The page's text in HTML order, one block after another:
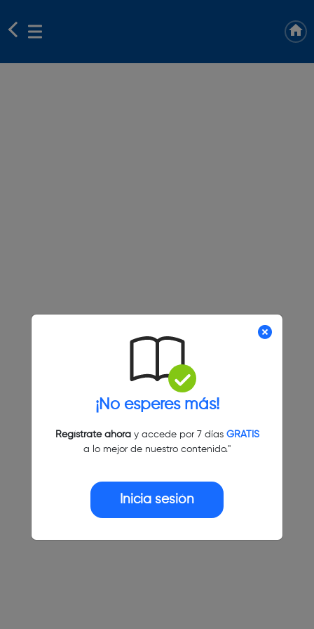
¡No esperes más!
Regístrate ahoray accede por 7 días GRATIS
a lo mejor de nuestro contenido."
Inicia sesión